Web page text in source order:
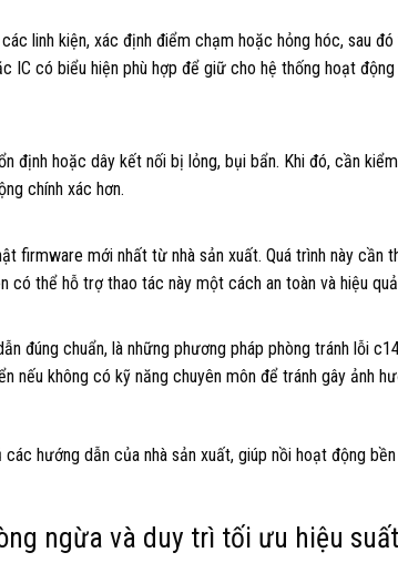
linh kiện, xác định điểm chạm hoặc hỏng hóc, sau đó
IC có biểu hiện phù hợp để giữ cho hệ thống hoạt động
định hoặc dây kết nối bị lỏng, bụi bẩn. Khi đó, cần
chính xác hơn.
firmware mới nhất từ nhà sản xuất. Quá trình này cần
thể hỗ trợ thao tác này một cách an toàn và hiệu
đúng chuẩn, là những phương pháp phòng tránh lỗi
nếu không có kỹ năng chuyên môn để tránh gây ảnh
hướng dẫn của nhà sản xuất, giúp nồi hoạt động
ngừa và duy trì tối ưu hiệu suất